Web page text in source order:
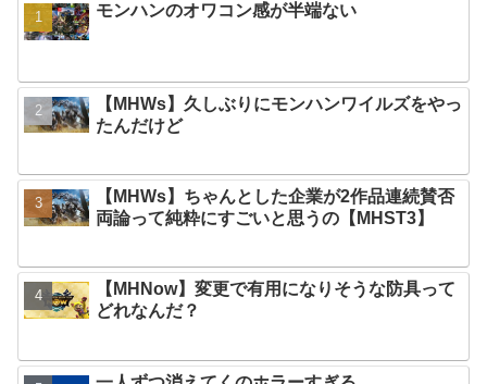
モンハンのオワコン感が半端ない
【MHWs】久しぶりにモンハンワイルズをやっ
たんだけど
【MHWs】ちゃんとした企業が2作品連続賛否
両論って純粋にすごいと思うの【MHST3】
【MHNow】変更で有用になりそうな防具って
どれなんだ？